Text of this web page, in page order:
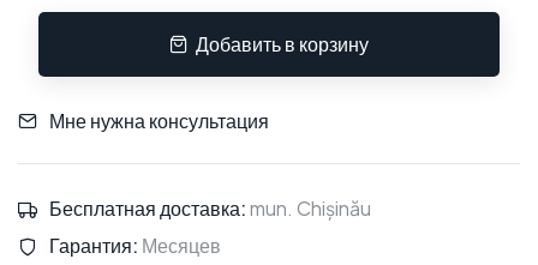
Добавить в корзину
Мне нужна консультация
Бесплатная доставка:mun. Chișinău
Гарантия: Месяцев